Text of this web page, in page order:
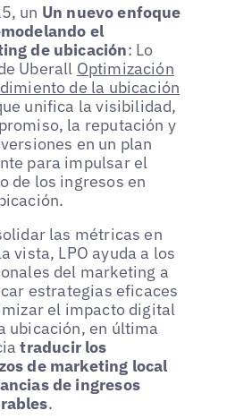
un Un nuevo enfoque
el
de ubicación: Lo
Uberall Optimización
de la ubicación
unifica la visibilidad,
la reputación y
en un plan
para impulsar el
de los ingresos en
las métricas en
vista, LPO ayuda a los
del marketing a
estrategias eficaces
el impacto digital
ubicación, en última
traducir los
de marketing local
de ingresos
.